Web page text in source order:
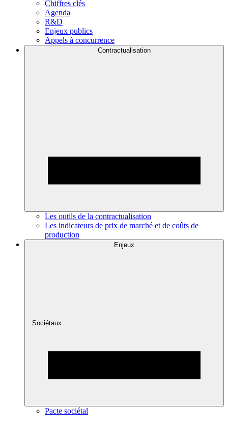
Chiffres clés
Agenda
R&D
Enjeux publics
Appels à concurrence
Contractualisation
Les outils de la contractualisation
Les indicateurs de prix de marché et de coûts de
production
Enjeux
Sociétaux
Pacte sociétal